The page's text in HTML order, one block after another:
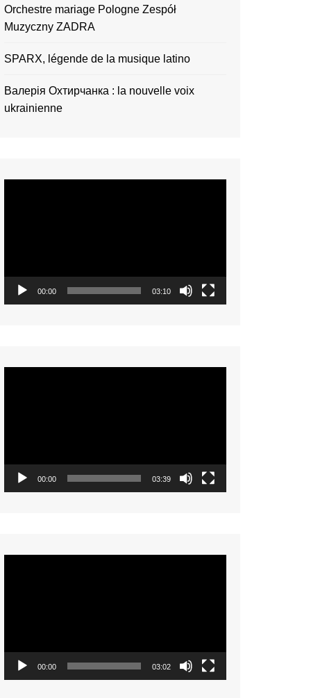
Orchestre mariage Pologne Zespół
Muzyczny ZADRA
SPARX, légende de la musique latino
Валерія Охтирчанка : la nouvelle voix
ukrainienne
00:00 03:10
00:00 03:39
00:00 03:02